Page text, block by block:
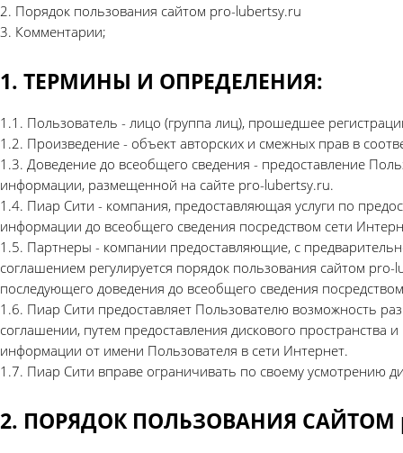
2. Порядок пользования сайтом pro-lubertsy.ru
3. Комментарии;
1. ТЕРМИНЫ И ОПРЕДЕЛЕНИЯ:
1.1. Пользователь - лицо (группа лиц), прошедшее
1.2. Произведение - объект авторских и смежных прав в
1.3. Доведение до всеобщего сведения - предоставление
информации, размещенной на сайте pro-lubertsy.ru.
1.4. Пиар Сити - компания, предоставляющая услуги по
информации до всеобщего сведения посредством сети
1.5. Партнеры - компании предоставляющие, с
соглашением регулируется порядок пользования сайтом
последующего доведения до всеобщего сведения
1.6. Пиар Сити предоставляет Пользователю возможность
соглашении, путем предоставления дискового
информации от имени Пользователя в сети Интернет.
1.7. Пиар Сити вправе ограничивать по своему усмотрению
2. ПОРЯДОК ПОЛЬЗОВАНИЯ САЙТОМ